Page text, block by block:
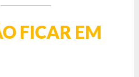
FICAR EM